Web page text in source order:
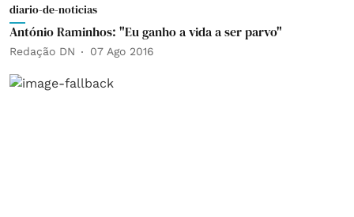
diario-de-noticias
António Raminhos: "Eu ganho a vida a ser parvo"
Redação DN 07 Ago 2016